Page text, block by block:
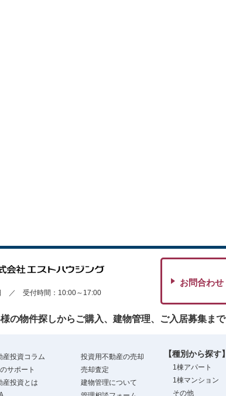
／ 受付時間：10:00～17:00
お問合わせ
の物件探しからご購入、建物管理、ご入居募集ま
産投資コラム
サポート
産投資とは
投資用不動産の売却
売却査定
建物管理について
【種別から探す】
1棟アパート
1棟マンション
その他